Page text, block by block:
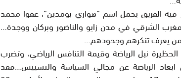
الفريق يحمل اسم “هواري بومدين”، عفوا محمد
الشرقي في مدن زايو والناضور وبركان ووجدة…
يعرف تنكرهم وجحودهم…
نبل الرياضة وقيمة التنافس الرياضي، وتضرب
ابعاد الرياضة عن مجالي السياسة والتسييس…فقد